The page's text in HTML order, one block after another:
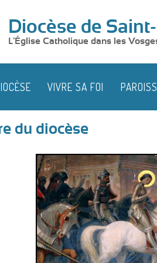
Diocèse de
L'Église Catholique dans les
VIVRE SA FOI
du diocèse